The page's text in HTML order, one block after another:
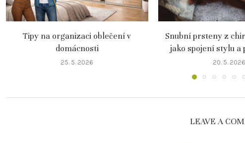
Tipy na organizaci oblečení v
domácnosti
25. 5. 2026
Snubní prsteny z
jako spojení stylu
20. 5. 2026
LEAVE A